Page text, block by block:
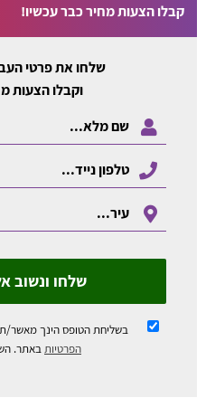
קבלו הצעות מחיר כבר עכשיו!
שלחו את פרטי
וקבלו הצעות
שלחו ונשוב
בשליחת הטופס הינך מאשר/
הפרטיותבאתר.